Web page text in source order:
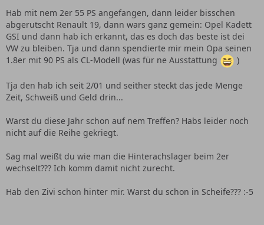
Hab mit nem 2er 55 PS angefangen, dann leider bisschen
abgerutscht Renault 19, dann wars ganz gemein: Opel Kadett
GSI und dann hab ich erkannt, das es doch das beste ist dei
VW zu bleiben. Tja und dann spendierte mir mein Opa seinen
1.8er mit 90 PS als CL-Modell (was für ne Ausstattung
)
Tja den hab ich seit 2/01 und seither steckt das jede Menge
Zeit, Schweiß und Geld drin...
Warst du diese Jahr schon auf nem Treffen? Habs leider noch
nicht auf die Reihe gekriegt.
Sag mal weißt du wie man die Hinterachslager beim 2er
wechselt??? Ich komm damit nicht zurecht.
Hab den Zivi schon hinter mir. Warst du schon in Scheife??? :-5